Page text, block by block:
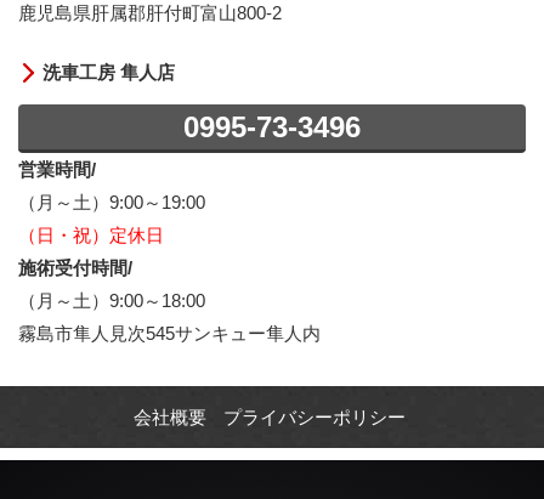
鹿児島県肝属郡肝付町富山800-2
洗車工房 隼人店
0995-73-3496
営業時間/
（月～土）9:00～19:00
（日・祝）定休日
施術受付時間/
（月～土）9:00～18:00
霧島市隼人見次545サンキュー隼人内
会社概要 プライバシーポリシー